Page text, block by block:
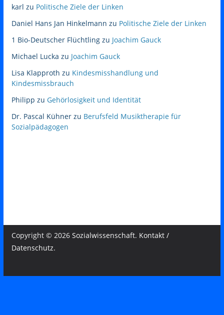
karl zu Politische Ziele der Linken
Daniel Hans Jan Hinkelmann zu Politische Ziele der Linken
1 Bio-Deutscher Flüchtlingzu Joachim Gauck
Michael Lucka zu Joachim Gauck
Lisa Klapproth zu Kindesmisshandlung und
Kindesmissbrauch
Philipp zu Gehörlosigkeit und Identität
Dr. Pascal Kühnerzu Berufsfeld Musiktherapie für
Sozialpädagogen
Copyright © 2026 Sozialwissenschaft. Kontakt /
Datenschutz.